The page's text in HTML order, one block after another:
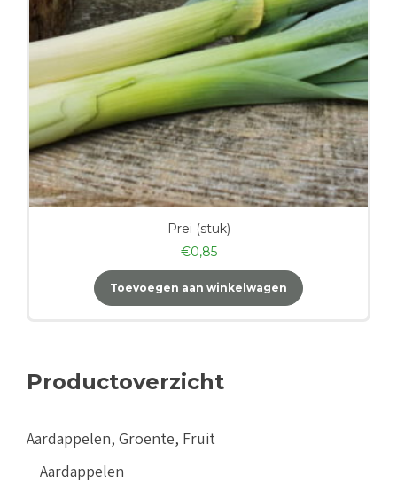
Prei (stuk)
€0,85
Toevoegen aan winkelwagen
Productoverzicht
Aardappelen, Groente, Fruit
Aardappelen